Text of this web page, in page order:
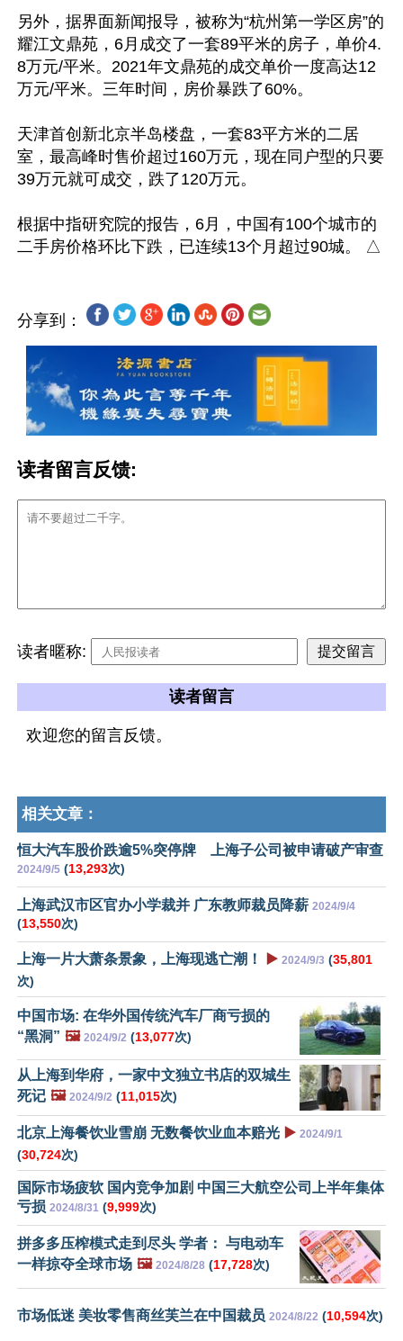
另外，据界面新闻报导，被称为“杭州第一学区房”的
耀江文鼎苑，6月成交了一套89平米的房子，单价4.
8万元/平米。2021年文鼎苑的成交单价一度高达12
万元/平米。三年时间，房价暴跌了60%。
天津首创新北京半岛楼盘，一套83平方米的二居
室，最高峰时售价超过160万元，现在同户型的只要
39万元就可成交，跌了120万元。
根据中指研究院的报告，6月，中国有100个城市的
分享到：
读者留言反馈:
读者暱称:
读者留言
欢迎您的留言反馈。
相关文章：
恒大汽车股价跌逾5%突停牌 上海子公司被申请破产审查
2024/9/5 (13,293次)
上海武汉市区官办小学裁并 广东教师裁员降薪 2024/9/4
(13,550次)
上海一片大萧条景象，上海现逃亡潮！ ▶️ 2024/9/3 (35,801
次)
中国市场: 在华外国传统汽车厂商亏损的
“黑洞” 🖼️ 2024/9/2 (13,077次)
从上海到华府，一家中文独立书店的双城生
死记 🖼️ 2024/9/2 (11,015次)
北京上海餐饮业雪崩 无数餐饮业血本赔光 ▶️ 2024/9/1
(30,724次)
国际市场疲软 国内竞争加剧 中国三大航空公司上半年集体
亏损 2024/8/31 (9,999次)
拼多多压榨模式走到尽头 学者： 与电动车
一样掠夺全球市场 🖼️ 2024/8/28 (17,728次)
市场低迷 美妆零售商丝芙兰在中国裁员 2024/8/22 (10,594次)